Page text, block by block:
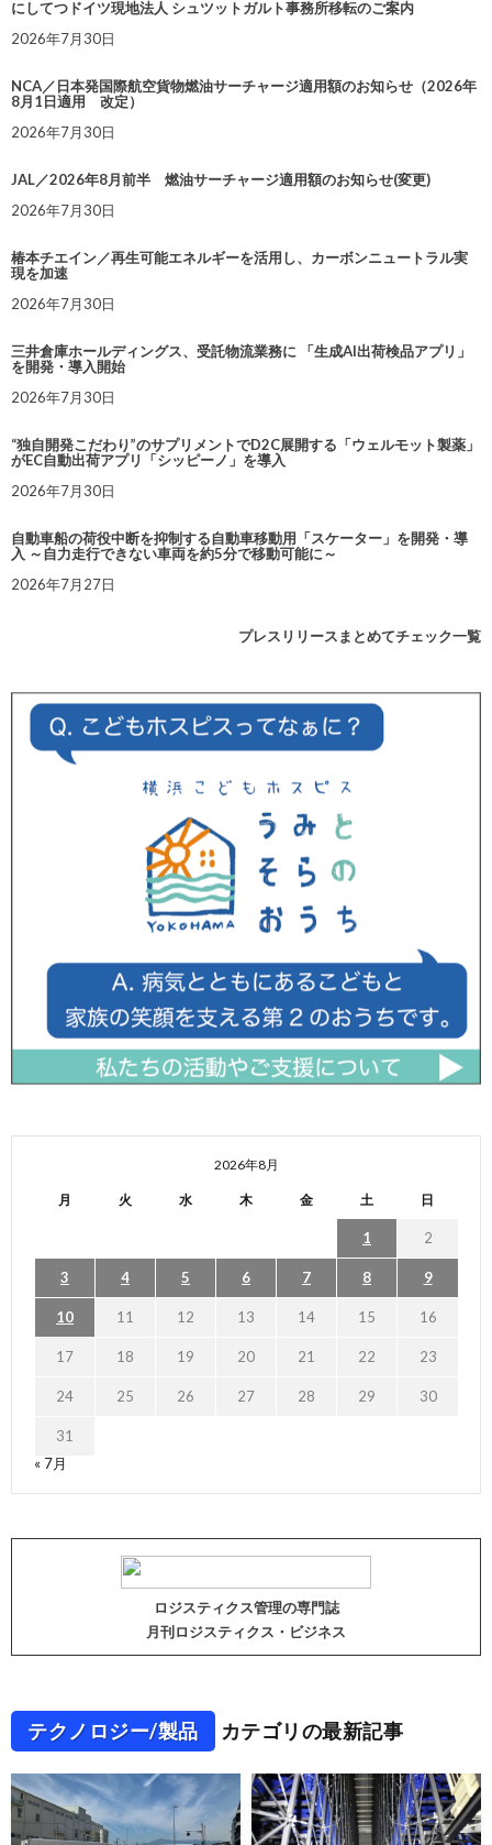
にしてつドイツ現地法人 シュツットガルト事務所移転のご案内
2026年7月30日
NCA／日本発国際航空貨物燃油サーチャージ適用額のお知らせ（2026年
8月1日適用 改定）
2026年7月30日
JAL／2026年8月前半 燃油サーチャージ適用額のお知らせ(変更)
2026年7月30日
椿本チエイン／再生可能エネルギーを活用し、カーボンニュートラル実
現を加速
2026年7月30日
三井倉庫ホールディングス、受託物流業務に 「生成AI出荷検品アプリ」
を開発・導入開始
2026年7月30日
“独自開発こだわり”のサプリメントでD2C展開する「ウェルモット製薬」
がEC自動出荷アプリ「シッピーノ」を導入
2026年7月30日
自動車船の荷役中断を抑制する自動車移動用「スケーター」を開発・導
入 ～自力走行できない車両を約5分で移動可能に～
2026年7月27日
プレスリリースまとめてチェック一覧
2026年8月
月 火 水 木 金 土 日
1 2
3 4 5 6 7 8 9
10 11 12 13 14 15 16
17 18 19 20 21 22 23
24 25 26 27 28 29 30
31
« 7月
ロジスティクス管理の専門誌
月刊ロジスティクス・ビジネス
テクノロジー/製品 カテゴリの最新記事